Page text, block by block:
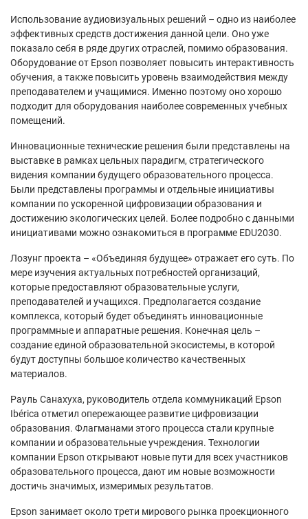
Использование аудиовизуальных решений – одно из наиболее
эффективных средств достижения данной цели. Оно уже
показало себя в ряде других отраслей, помимо образования.
Оборудование от Epson позволяет повысить интерактивность
обучения, а также повысить уровень взаимодействия между
преподавателем и учащимися. Именно поэтому оно хорошо
подходит для оборудования наиболее современных учебных
помещений.
Инновационные технические решения были представлены на
выставке в рамках цельных парадигм, стратегического
видения компании будущего образовательного процесса.
Были представлены программы и отдельные инициативы
компании по ускоренной цифровизации образования и
достижению экологических целей. Более подробно с данными
инициативами можно ознакомиться в программе EDU2030.
Лозунг проекта – «Объединяя будущее» отражает его суть. По
мере изучения актуальных потребностей организаций,
которые предоставляют образовательные услуги,
преподавателей и учащихся. Предполагается создание
комплекса, который будет объединять инновационные
программные и аппаратные решения. Конечная цель –
создание единой образовательной экосистемы, в которой
будут доступны большое количество качественных
материалов.
Рауль Санахуха, руководитель отдела коммуникаций Epson
Ibérica отметил опережающее развитие цифровизации
образования. Флагманами этого процесса стали крупные
компании и образовательные учреждения. Технологии
компании Epson открывают новые пути для всех участников
образовательного процесса, дают им новые возможности
достичь значимых, измеримых результатов.
Epson занимает около трети мирового рынка проекционного